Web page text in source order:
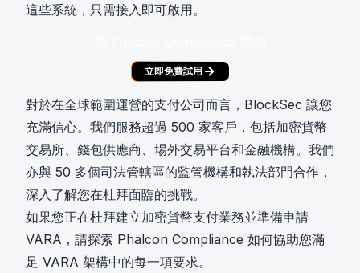
這些系統，只需接入即可啟用。
立即免費試用
對於在全球範圍運營的支付公司而言，BlockSec 讓您
充滿信心。我們服務超過 500 家客戶，包括加密貨幣
交易所、錢包供應商、場外交易平台和金融機構。我們
亦與 50 多個司法管轄區的監管機構和執法部門合作，
深入了解您在杜拜面臨的挑戰。
如果您正在杜拜建立加密貨幣支付業務並準備申請
VARA，請探索 Phalcon Compliance 如何協助您滿
足 VARA 架構中的每一項要求。